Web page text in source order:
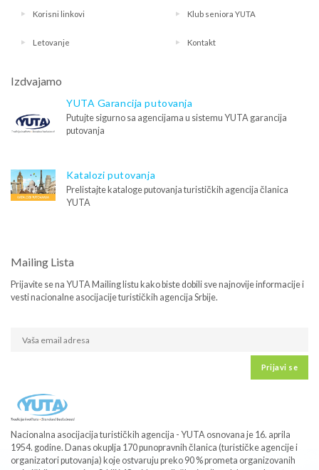
Korisni linkovi Klub seniora YUTA
Letovanje Kontakt
Izdvajamo
YUTA Garancija putovanja
Putujte sigurno sa agencijama u sistemu YUTA garancija
putovanja
Katalozi putovanja
Prelistajte kataloge putovanja turističkih agencija članica
YUTA
Mailing Lista
Prijavite se na YUTA Mailing listu kako biste dobili sve najnovije informacije i
vesti nacionalne asocijacije turističkih agencija Srbije.
Prijavi se
Nacionalna asocijacija turističkih agencija - YUTA osnovana je 16. aprila
1954. godine. Danas okuplja 170 punopravnih članica (turističke agencije i
organizatori putovanja) koje ostvaruju preko 90 % prometa organizovanih